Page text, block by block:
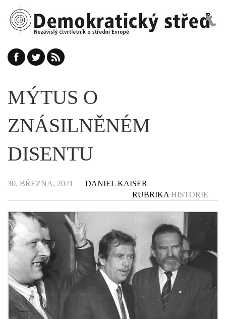
MÝTUS O
ZNÁSILNĚNÉM
DISENTU
30. BŘEZNA, 2021
DANIEL KAISER
RUBRIKA HISTORIE